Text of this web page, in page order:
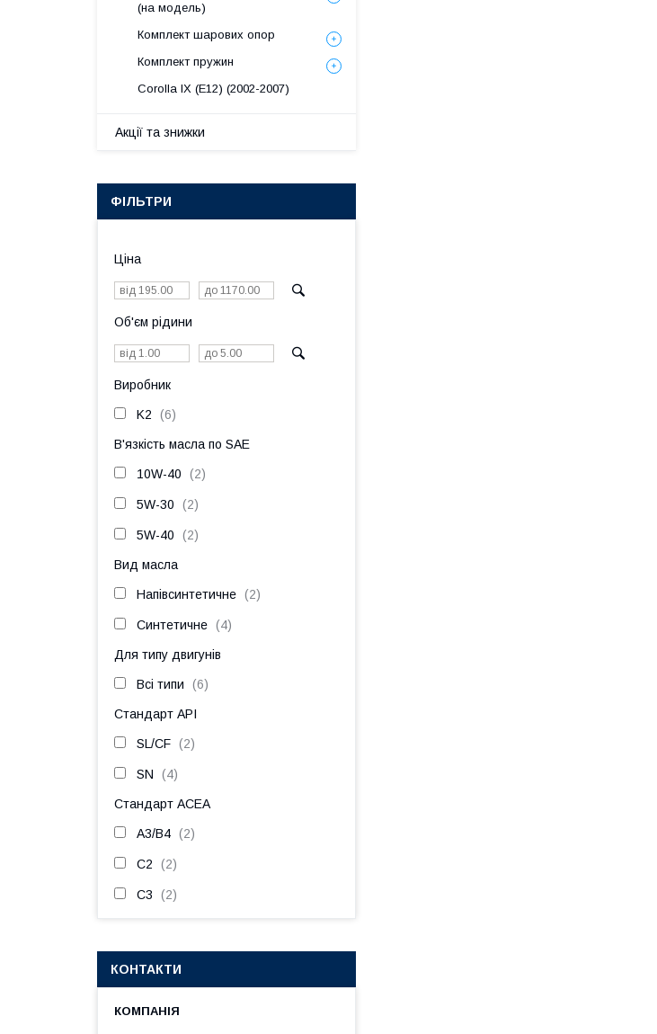
(на модель)
Комплект шарових опор
Комплект пружин
Corolla IX (E12) (2002-2007)
Акції та знижки
ФІЛЬТРИ
Ціна
Об'єм рідини
Виробник
K2 6
В'язкість масла по SAE
10W-40 2
5W-30 2
5W-40 2
Вид масла
Напівсинтетичне 2
Синтетичне 4
Для типу двигунів
Всі типи 6
Стандарт API
SL/CF 2
SN 4
Стандарт ACEA
A3/B4 2
C2 2
C3 2
КОНТАКТИ